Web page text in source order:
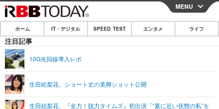
CLOSE
ホーム
IT・デジタル
SPEED TEST
エンタメ
MENU
ホーム IT・デジタル SPEED TEST エンタメ ライフ
注目記事
10G光回線導入レポ
生田絵梨花、ショート丈の美脚ショット公開
生田絵梨花、『全力！脱力タイムズ』初出演「“素に近い状態の私”を